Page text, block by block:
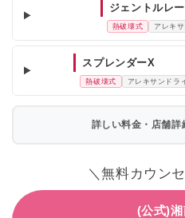
ジェントルレ
熱破壊式 アレキ
スプレンダーX
熱破壊式 アレキサンドラ
詳しい料金・店舗詳
＼無料カウン
(公式)